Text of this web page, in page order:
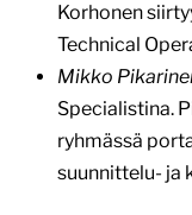
Korhonen
Technical
Mikko
Specialistina.
ryhmässä
suunnittelu- ja